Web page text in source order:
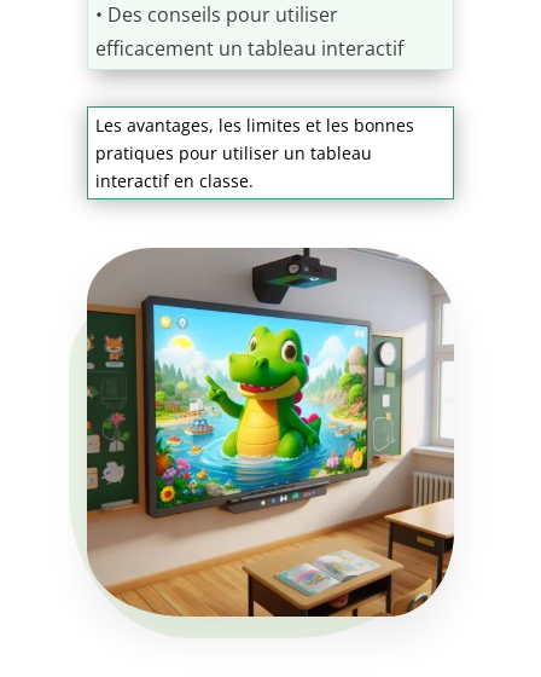
• Des conseils pour utiliser
efficacement un tableau interactif
Les avantages, les limites et les bonnes
pratiques pour utiliser un tableau
interactif en classe.